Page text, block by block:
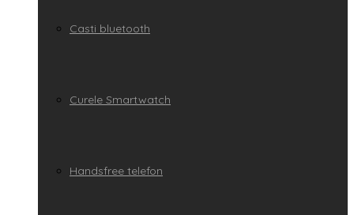
Casti bluetooth
Curele Smartwatch
Handsfree telefon